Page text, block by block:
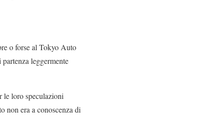
o forse al Tokyo Auto
leggermente
le loro speculazioni
non era a conoscenza di